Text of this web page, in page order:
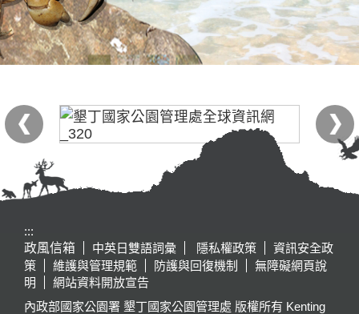
:::
政風信箱
中英日雙語詞彙 隱私權政策
資訊安全政
策
維護與管理規範 防護與回復機制
無障礙網頁說
明
網站資料開放宣告
內政部國家公園署 墾丁國家公園管理處 版權所有 Kenting